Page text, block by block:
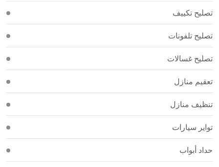
تصليح تكييف
تصليح تلفونات
تصليح غسالات
تعقيم منازل
تنظيف منازل
تواير سيارات
حداد أبواب